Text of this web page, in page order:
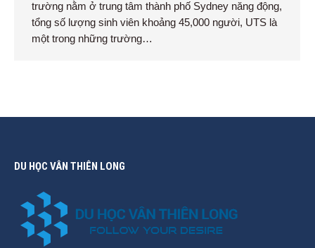
trường nằm ở trung tâm thành phố Sydney năng động,
tổng số lượng sinh viên khoảng 45,000 người, UTS là
một trong những trường…
DU HỌC VÂN THIÊN LONG